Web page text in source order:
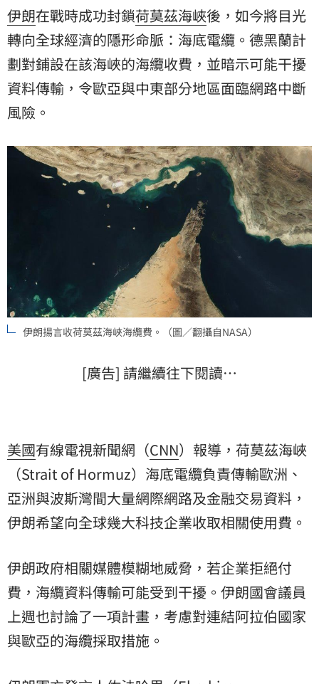
伊朗在戰時成功封鎖荷莫茲海峽後，如今將目光
轉向全球經濟的隱形命脈：海底電纜。德黑蘭計
劃對鋪設在該海峽的海纜收費，並暗示可能干擾
資料傳輸，令歐亞與中東部分地區面臨網路中斷
風險。
伊朗揚言收荷莫茲海峽海纜費。（圖／翻攝自NASA）
[廣告] 請繼續往下閱讀…
美國有線電視新聞網（CNN）報導，荷莫茲海峽
（Strait of Hormuz）海底電纜負責傳輸歐洲、
亞洲與波斯灣間大量網際網路及金融交易資料，
伊朗希望向全球幾大科技企業收取相關使用費。
伊朗政府相關媒體模糊地威脅，若企業拒絕付
費，海纜資料傳輸可能受到干擾。伊朗國會議員
上週也討論了一項計畫，考慮對連結阿拉伯國家
與歐亞的海纜採取措施。